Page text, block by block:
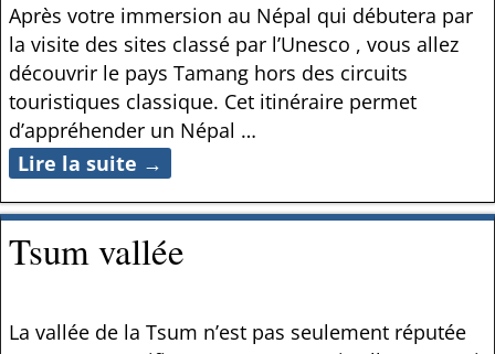
Après votre immersion au Népal qui débutera par
la visite des sites classé par l’Unesco , vous allez
découvrir le pays Tamang hors des circuits
touristiques classique. Cet itinéraire permet
d’appréhender un Népal …
Lire la suite →
Tsum vallée
La vallée de la Tsum n’est pas seulement réputée